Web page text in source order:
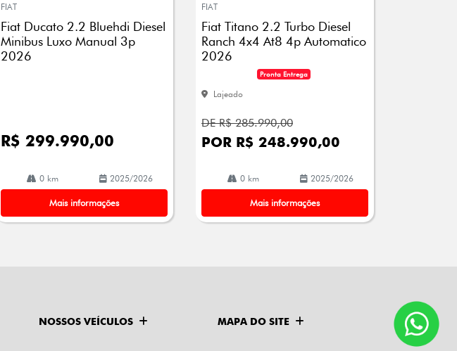
arti
lhe
FIAT
Fiat Ducato 2.2 Bluehdi Diesel
Minibus Luxo Manual 3p
2026
R$ 299.990,00
0 km 2025/2026
Mais informações
arti
lhe
FIAT
Fiat Titano 2.2 Turbo Diesel
Ranch 4x4 At8 4p Automatico
2026
Pronta Entrega
Lajeado
DE R$ 285.990,00
POR R$ 248.990,00
0 km 2025/2026
Mais informações
NOSSOS VEÍCULOS MAPA DO SITE